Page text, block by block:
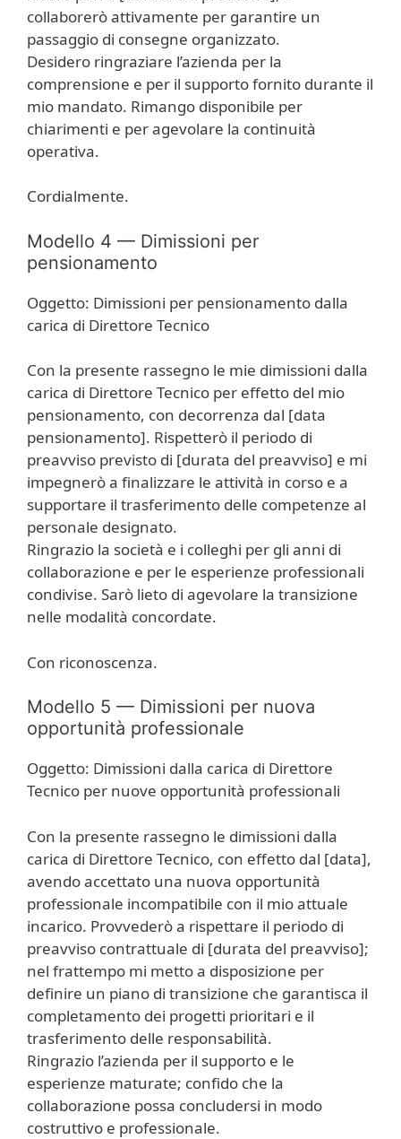
collaborerò attivamente per garantire un
passaggio di consegne organizzato.
Desidero ringraziare l’azienda per la
comprensione e per il supporto fornito durante il
mio mandato. Rimango disponibile per
chiarimenti e per agevolare la continuità
operativa.
Cordialmente.
Modello 4 — Dimissioni per
pensionamento
Oggetto: Dimissioni per pensionamento dalla
carica di Direttore Tecnico
Con la presente rassegno le mie dimissioni dalla
carica di Direttore Tecnico per effetto del mio
pensionamento, con decorrenza dal [data
pensionamento]. Rispetterò il periodo di
preavviso previsto di [durata del preavviso] e mi
impegnerò a finalizzare le attività in corso e a
supportare il trasferimento delle competenze al
personale designato.
Ringrazio la società e i colleghi per gli anni di
collaborazione e per le esperienze professionali
condivise. Sarò lieto di agevolare la transizione
nelle modalità concordate.
Con riconoscenza.
Modello 5 — Dimissioni per nuova
opportunità professionale
Oggetto: Dimissioni dalla carica di Direttore
Tecnico per nuove opportunità professionali
Con la presente rassegno le dimissioni dalla
carica di Direttore Tecnico, con effetto dal [data],
avendo accettato una nuova opportunità
professionale incompatibile con il mio attuale
incarico. Provvederò a rispettare il periodo di
preavviso contrattuale di [durata del preavviso];
nel frattempo mi metto a disposizione per
definire un piano di transizione che garantisca il
completamento dei progetti prioritari e il
trasferimento delle responsabilità.
Ringrazio l’azienda per il supporto e le
esperienze maturate; confido che la
collaborazione possa concludersi in modo
costruttivo e professionale.